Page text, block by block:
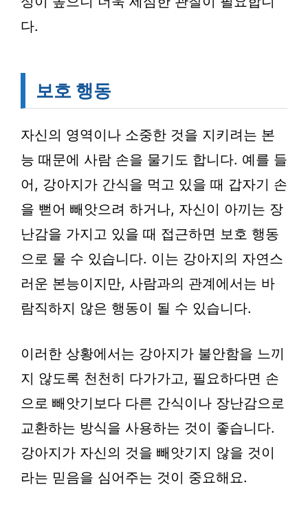
다.
보호 행동
자신의 영역이나 소중한 것을 지키려는 본
능 때문에 사람 손을 물기도 합니다. 예를 들
어, 강아지가 간식을 먹고 있을 때 갑자기 손
을 뻗어 빼앗으려 하거나, 자신이 아끼는 장
난감을 가지고 있을 때 접근하면 보호 행동
으로 물 수 있습니다. 이는 강아지의 자연스
러운 본능이지만, 사람과의 관계에서는 바
람직하지 않은 행동이 될 수 있습니다.
이러한 상황에서는 강아지가 불안함을 느끼
지 않도록 천천히 다가가고, 필요하다면 손
으로 빼앗기보다 다른 간식이나 장난감으로
교환하는 방식을 사용하는 것이 좋습니다.
강아지가 자신의 것을 빼앗기지 않을 것이
라는 믿음을 심어주는 것이 중요해요.